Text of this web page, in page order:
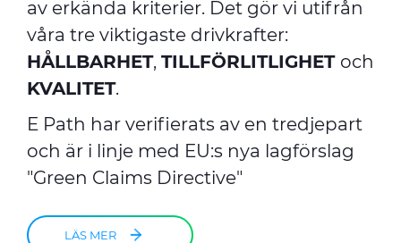
av erkända kriterier. Det gör vi utifrån
våra tre viktigaste drivkrafter:
HÅLLBARHET, TILLFÖRLITLIGHET och
KVALITET.
E Path har verifierats av en tredjepart
och är i linje med EU:s nya lagförslag
"Green Claims Directive"
LÄS MER